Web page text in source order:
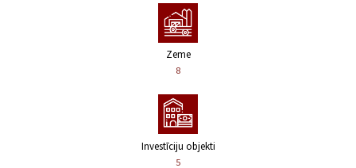
Zeme
8
Investīciju objekti
5